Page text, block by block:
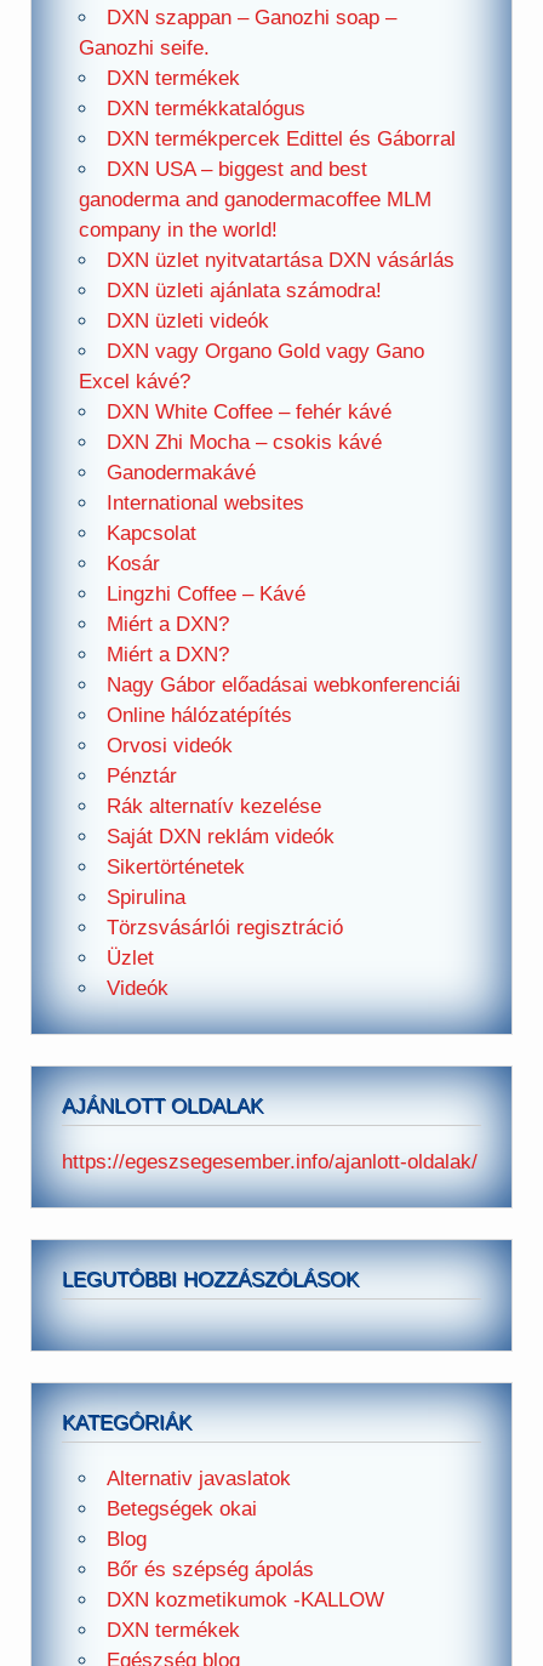
DXN szappan – Ganozhi soap –
Ganozhi seife.
DXN termékek
DXN termékkatalógus
DXN termékpercek Edittel és Gáborral
DXN USA – biggest and best
ganoderma and ganodermacoffee MLM
company in the world!
DXN üzlet nyitvatartása DXN vásárlás
DXN üzleti ajánlata számodra!
DXN üzleti videók
DXN vagy Organo Gold vagy Gano
Excel kávé?
DXN White Coffee – fehér kávé
DXN Zhi Mocha – csokis kávé
Ganodermakávé
International websites
Kapcsolat
Kosár
Lingzhi Coffee – Kávé
Miért a DXN?
Miért a DXN?
Nagy Gábor előadásai webkonferenciái
Online hálózatépítés
Orvosi videók
Pénztár
Rák alternatív kezelése
Saját DXN reklám videók
Sikertörténetek
Spirulina
Törzsvásárlói regisztráció
Üzlet
Videók
AJÁNLOTT OLDALAK
https://egeszsegesember.info/ajanlott-oldalak/
LEGUTÓBBI HOZZÁSZÓLÁSOK
KATEGÓRIÁK
Alternativ javaslatok
Betegségek okai
Blog
Bőr és szépség ápolás
DXN kozmetikumok -KALLOW
DXN termékek
Egészség blog